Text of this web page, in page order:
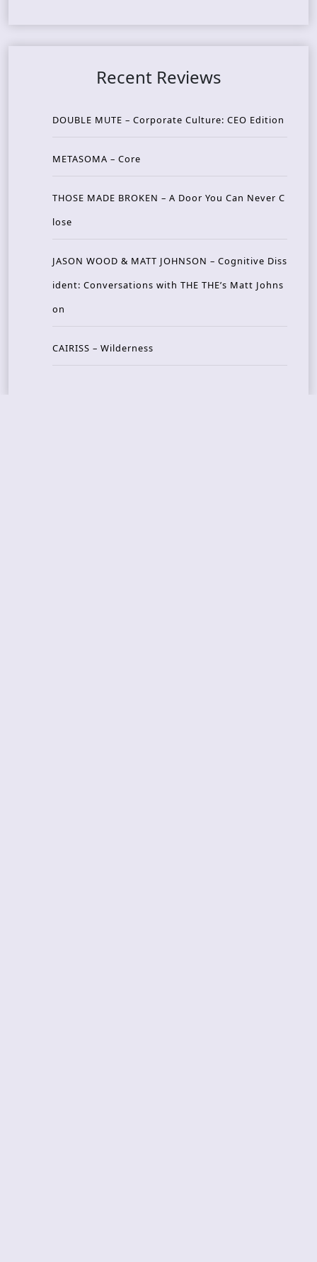
Recent Reviews
DOUBLE MUTE – Corporate Culture: CEO Edition
METASOMA – Core
THOSE MADE BROKEN – A Door You Can Never C
lose
JASON WOOD & MATT JOHNSON – Cognitive Diss
ident: Conversations with THE THE’s Matt Johns
on
CAIRISS – Wilderness